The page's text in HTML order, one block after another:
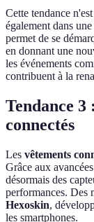
Cette tendance
également dans
permet de se
en donnant une
les événements
contribuent à la
Tendance 3
connectés
Les vêtements
Grâce aux
désormais des
performances. Des
Hexoskin,
les smartphones.